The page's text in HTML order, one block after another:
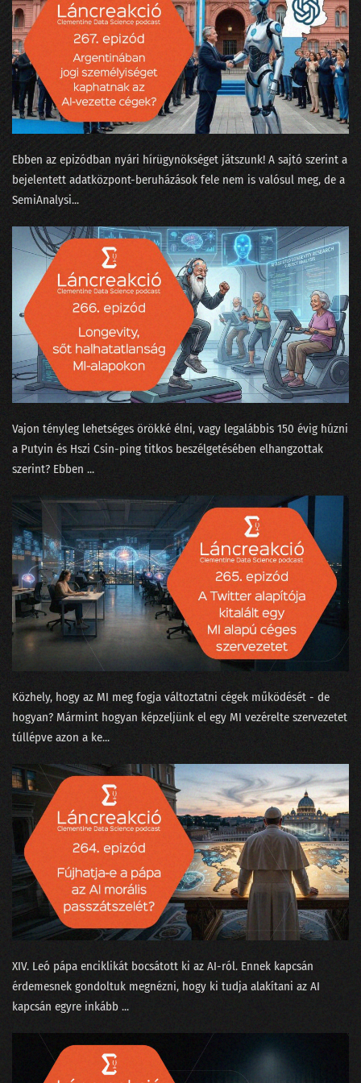
221 - Mindenki sír: EU-s cégek, az amerikai tanárok és a Grok userek
220 - Becsukták a Pocketet, Gyuri tombol!
219 - Az év válsága a benchmarkok körül forog
218 - Claude, avagy az Anthropic alkotmányos költségei
217 - Az elszaródás törvénye az MI-re is lecsap
214 - Elveszi-e az MI a munkánk után az életünk értelmét is?
213 - dataSTREAM 2025
212 - Miért nem érünk rá savazni az LLM-et?
211 - A Nagy Párbaj: egymásnak eresztettük a Google-t és a Perplexityt
210 - Olajcsere nélkül a fekete doboz is tönremegy
209 - Tényleg a nagy nyelvi modell okozza majd a klímakatasztrófát?
208 - Covid-számok, Harari és a ChatGPT
207 - Kit ver át az emberszabású ChatGPT?
206 - Sam Altmannak izgalmas az élete
204 - A hallucináció nem hallucinogén!
203 - A popzene már régen AI alapú?
201 - Pillanatfelvétel az ChatGPT nevű csatatérről
200 - Az elmúlt kétszáz adás legnagyobb megfejtései egy helyen!
198 - A DeepSeek az új ChatGPT?
197 - A sofőrt leckéztető Tesla esete az autonómiával
196 - Mit keres a Big Tech Donald Trump hátsójában?
195 - Az USA-ban nem érdemes mérnöknek tanulni a H-1B miatt?
194 - Miért nem innováció a zoknigyűjtő robotporszívó?
193 - 2025: Csókolom, AGI van? Lesz!
192 - 2024 a meglódulás és kijózanodás éve
191 - Az újgenerációs adattudós
190 - Prospero, Shakespeare és a longtail modell
189 - Pulzusvarianciával a horkolás nyomában
Ebben az epizódban nyári hírügynökséget játszunk! A sajtó szerint a
bejelentett adatközpont-beruházások fele nem is valósul meg, de a
⁠SemiAnalysi...
Vajon tényleg lehetséges örökké élni, vagy legalábbis 150 évig húzni
a Putyin és Hszi Csin-ping titkos beszélgetésében elhangzottak
szerint? Ebben ...
Közhely, hogy az MI meg fogja változtatni cégek működését - de
hogyan? Mármint hogyan képzeljünk el egy MI vezérelte szervezetet
túllépve azon a ke...
XIV. Leó pápa enciklikát bocsátott ki⁠⁠ az AI-ról. Ennek kapcsán
érdemesnek gondoltuk megnézni, hogy ki tudja alakítani az AI
kapcsán egyre inkább ...